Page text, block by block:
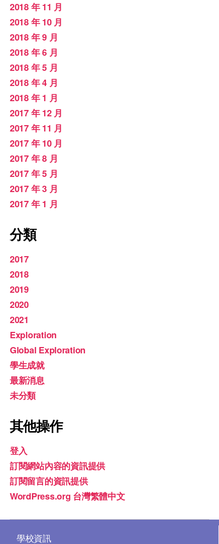
2018 年 11 月
2018 年 10 月
2018 年 9 月
2018 年 6 月
2018 年 5 月
2018 年 4 月
2018 年 1 月
2017 年 12 月
2017 年 11 月
2017 年 10 月
2017 年 8 月
2017 年 5 月
2017 年 3 月
2017 年 1 月
分類
2017
2018
2019
2020
2021
Exploration
Global Exploration
學生成就
最新消息
未分類
其他操作
登入
訂閱網站內容的資訊提供
訂閱留言的資訊提供
WordPress.org 台灣繁體中文
學校資訊